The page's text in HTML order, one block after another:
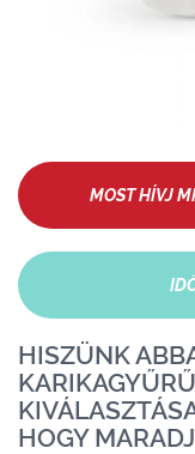
MOST HÍVJ
HISZÜNK
HOGY